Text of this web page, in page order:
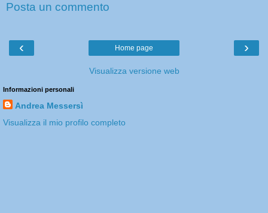
Posta un commento
‹ ›
Home page
Visualizza versione web
Informazioni personali
Andrea Messersì
Visualizza il mio profilo completo